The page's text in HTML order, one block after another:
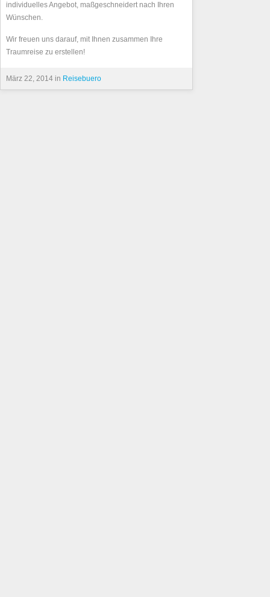
individuelles Angebot, maßgeschneidert nach Ihren
Wünschen.
Wir freuen uns darauf, mit Ihnen zusammen Ihre
Traumreise zu erstellen!
März 22, 2014 in Reisebuero